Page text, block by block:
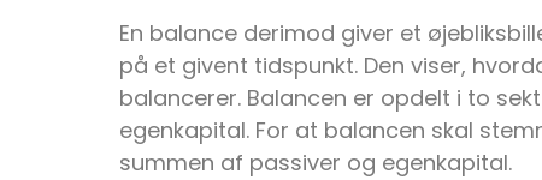
En balance derimod giver et
på et givent tidspunkt. Den viser,
balancerer. Balancen er opdelt i to
egenkapital. For at balancen skal
summen af passiver og egenkapital.